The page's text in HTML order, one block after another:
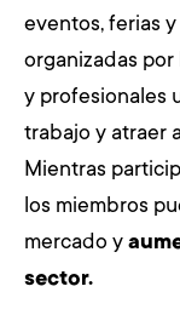
eventos, ferias y
organizadas por
y profesionales
trabajo y atraer
Mientras
los miembros
mercado y
sector.